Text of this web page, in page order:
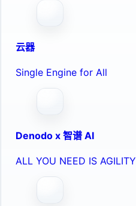
云器
Single Engine for All
Denodo x 智谱 AI
ALL YOU NEED IS AGILITY